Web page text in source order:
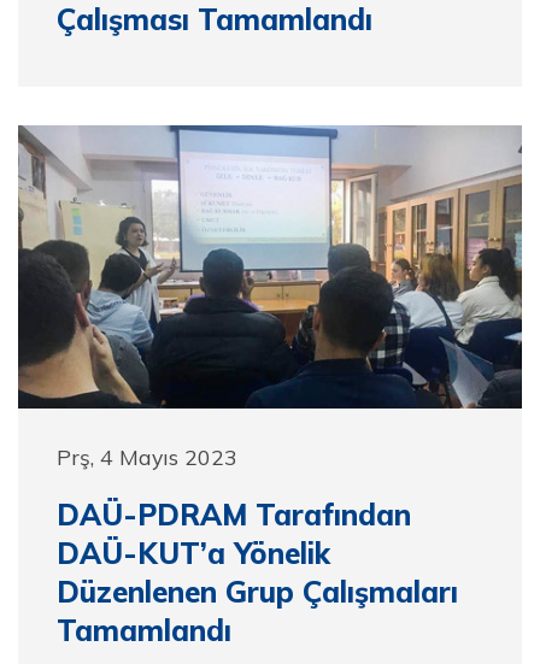
Çalışması Tamamlandı
Prş, 4 Mayıs 2023
DAÜ-PDRAM Tarafından
DAÜ-KUT’a Yönelik
Düzenlenen Grup Çalışmaları
Tamamlandı